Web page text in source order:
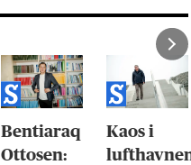
Bentiaraq
Ottosen:
Kaos i